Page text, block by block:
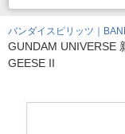
バンダイスピリッツ｜
GUNDAM UNIVERSE
GEESE II